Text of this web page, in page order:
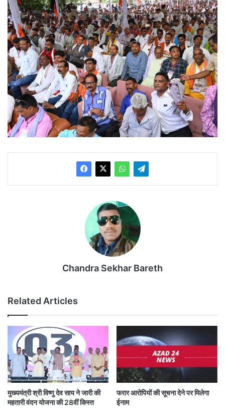
Chandra Sekhar Bareth
Related Articles
मुख्यमंत्री श्री विष्णु देव साय ने जारी की
महतारी वंदन योजना की 28वीं किस्त
फरार आरोपियों की सूचना देने पर मिलेगा
ईनाम